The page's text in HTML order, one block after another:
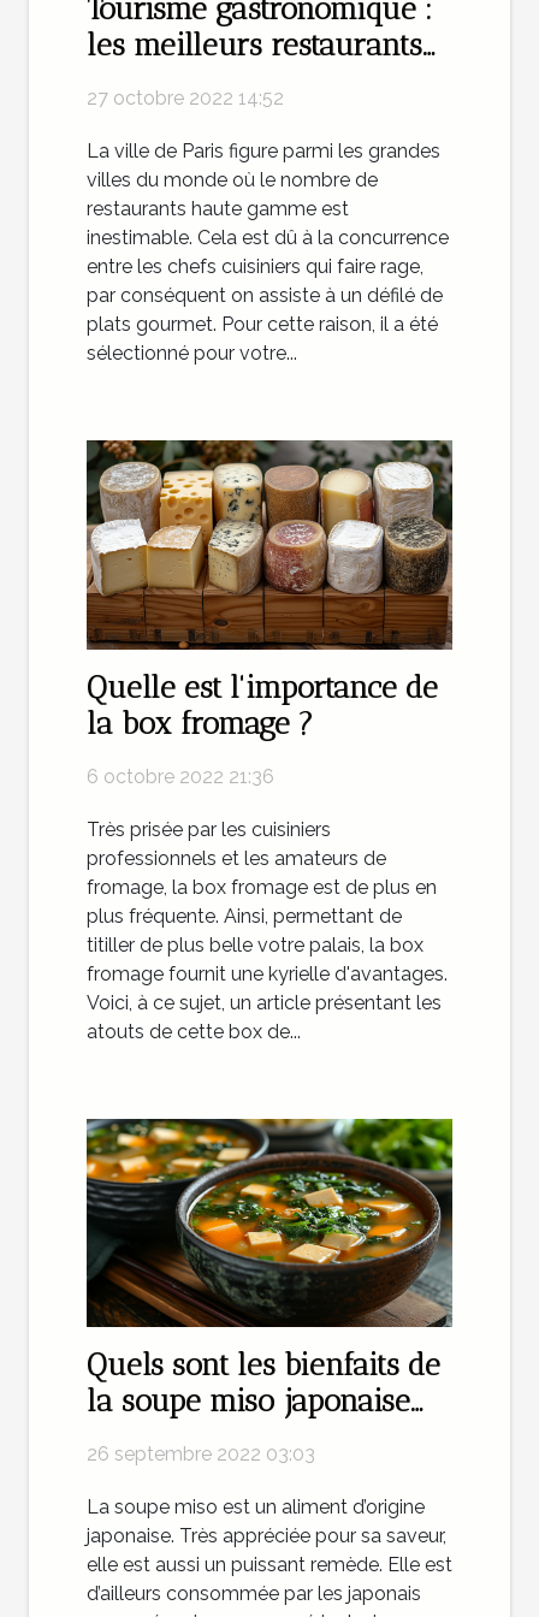
Tourisme gastronomique :
les meilleurs restaurants
de Paris
27 octobre 2022 14:52
La ville de Paris figure parmi les grandes
villes du monde où le nombre de
restaurants haute gamme est
inestimable. Cela est dû à la concurrence
entre les chefs cuisiniers qui faire rage,
par conséquent on assiste à un défilé de
plats gourmet. Pour cette raison, il a été
sélectionné pour votre...
Quelle est l'importance de
la box fromage ?
6 octobre 2022 21:36
Très prisée par les cuisiniers
professionnels et les amateurs de
fromage, la box fromage est de plus en
plus fréquente. Ainsi, permettant de
titiller de plus belle votre palais, la box
fromage fournit une kyrielle d'avantages.
Voici, à ce sujet, un article présentant les
atouts de cette box de...
Quels sont les bienfaits de
la soupe miso japonaise
pour votre santé ?
26 septembre 2022 03:03
La soupe miso est un aliment d’origine
japonaise. Très appréciée pour sa saveur,
elle est aussi un puissant remède. Elle est
d’ailleurs consommée par les japonais